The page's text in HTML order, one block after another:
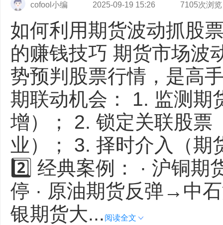
cofool小编 2025-09-19 15:26 7105次浏览
如何利用期货波动抓股
的赚钱技巧 期货市场波
势预判股票行情，是高
期联动机会： 1. 监测期
增）； 2. 锁定关联股票
业）； 3. 择时介入（
2️⃣ 经典案例： · 沪铜
停 · 原油期货反弹→中
银期货大... 阅读全文